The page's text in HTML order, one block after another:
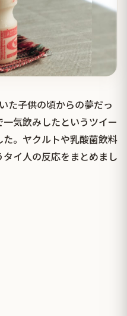
た子供の頃からの夢だっ
気飲みしたというツイー
。ヤクルトや乳酸菌飲料
イ人の反応をまとめまし